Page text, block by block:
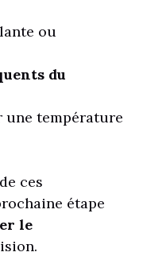
ou
du
température
ces
étape
le